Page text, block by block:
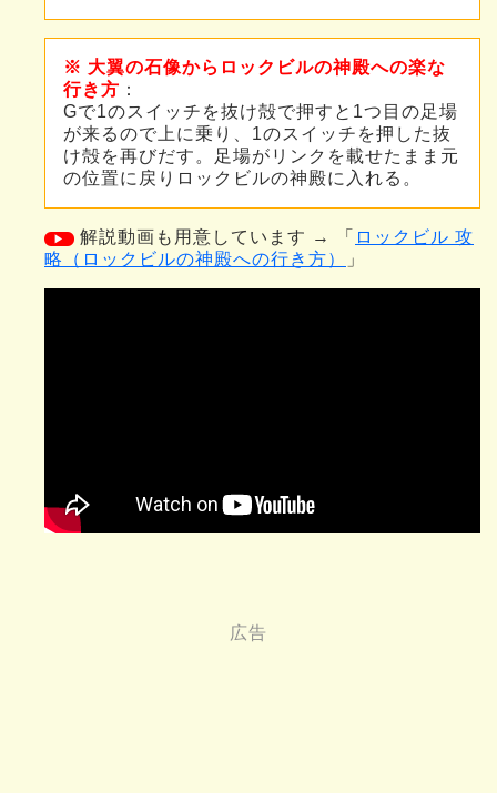
※ 大翼の石像からロックビルの神殿への楽な
行き方 ：
Gで1のスイッチを抜け殻で押すと1つ目の足場
が来るので上に乗り、1のスイッチを押した抜
け殻を再びだす。足場がリンクを載せたまま元
の位置に戻りロックビルの神殿に入れる。
▶ 解説動画も用意しています → 「 ロックビル 攻
略（ロックビルの神殿への行き方）
」
の矢で射ると天地が反転する。